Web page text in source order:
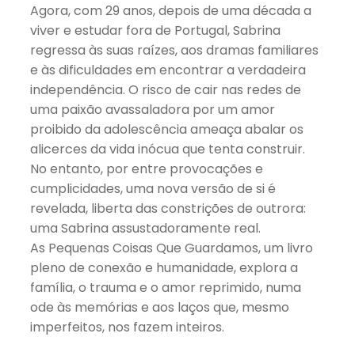
Agora, com 29 anos, depois de uma década a
viver e estudar fora de Portugal, Sabrina
regressa às suas raízes, aos dramas familiares
e às dificuldades em encontrar a verdadeira
independência. O risco de cair nas redes de
uma paixão avassaladora por um amor
proibido da adolescência ameaça abalar os
alicerces da vida inócua que tenta construir.
No entanto, por entre provocações e
cumplicidades, uma nova versão de si é
revelada, liberta das constrições de outrora:
uma Sabrina assustadoramente real.
As Pequenas Coisas Que Guardamos, um livro
pleno de conexão e humanidade, explora a
família, o trauma e o amor reprimido, numa
ode às memórias e aos laços que, mesmo
imperfeitos, nos fazem inteiros.